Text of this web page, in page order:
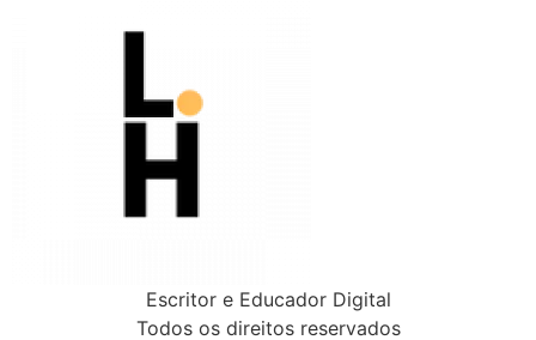
Escritor e Educador Digital
Todos os direitos reservados